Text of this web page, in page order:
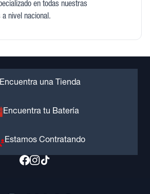
en todas nuestras
nivel nacional.
Encuentra una Tienda
Encuentra tu Batería
Estamos Contratando